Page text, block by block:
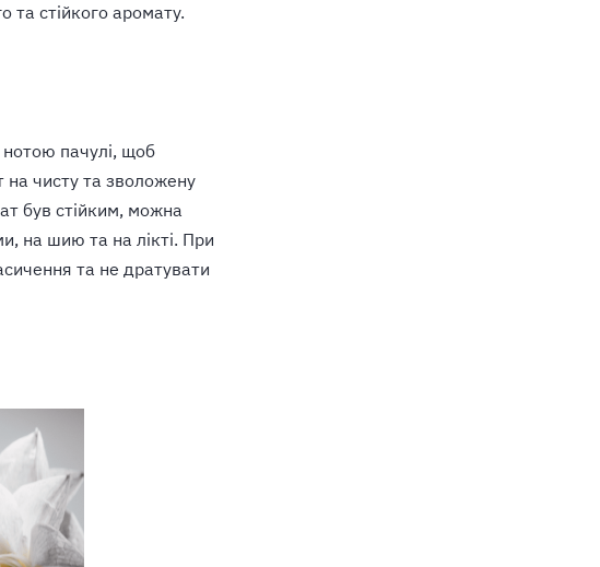
та стійкого аромату.
пачулі, щоб
чисту та зволожену
був стійким, можна
на шию та на лікті. При
та не дратувати